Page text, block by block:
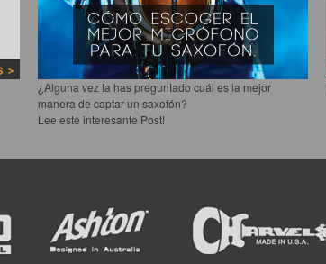
¿Alguna vez ta has preguntado cuál es la mejor
manera de captar un saxofón?
Lee este interesante Post!